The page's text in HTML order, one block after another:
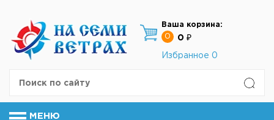
Ваша корзина:
0
0 ₽
Избранное 0
МЕНЮ